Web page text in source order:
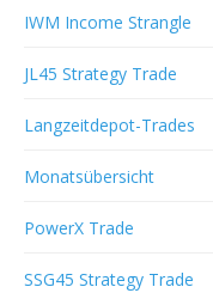
IWM Income Strangle
JL45 Strategy Trade
Langzeitdepot-Trades
Monatsübersicht
PowerX Trade
SSG45 Strategy Trade